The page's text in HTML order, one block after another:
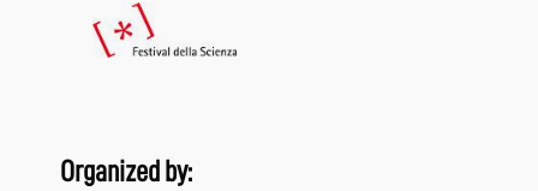
Organized by: